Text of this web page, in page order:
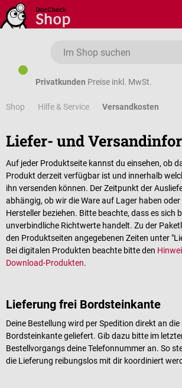
Zum Hauptinhalt springen
Privatkunden Preise inkl. MwSt.
Shop Hilfe & Service Versandkosten
Liefer- und
Auf jeder Produktseite kannst du einsehen, ob
Produkt derzeit verfügbar ist und innerhalb
ihn versenden können. Der Zeitpunkt der
abhängig, ob wir die Ware auf Lager haben
Hersteller beziehen. Bitte beachte, dass es sich
unverbindliche Richtwerte handelt. Zu der
den Produktseiten angegebenen Zeiten unter
Bei digitalen Produkten beachte bitte den
Download-Produkten.
Lieferung frei Bordsteinkante
Deine Bestellung wird per Spedition direkt an
Bordsteinkante geliefert. Gib dazu bitte im
Bestellvorgangs deine Telefonnummer an. So
die Lieferung reibungslos mit dir koordiniert